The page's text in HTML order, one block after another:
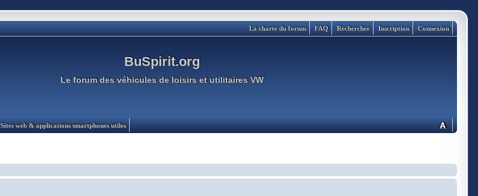
Connexion
Inscription
Rechercher
FAQ
La charte du forum
BuSpirit.org
Le forum des véhicules de loisirs et utilitaires VW
Sites web & applications smartphones utiles